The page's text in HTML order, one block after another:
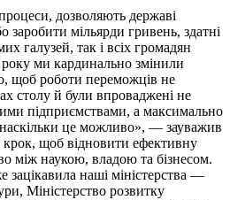
дозволяють державі
заробити мільярди гривень, здатні
галузей, так і всіх громадян
ми кардинально змінили
щоб роботи переможців не
столу й були впроваджені не
підприємствами, а максимально
це можливо», — зауважив
щоб відновити ефективну
між наукою, владою та бізнесом.
наші міністерства —
Міністерство розвитку